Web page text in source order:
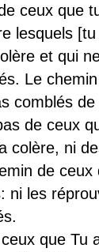
ceux que
lesquels [tu
et qui
Le
comblés de
de ceux
colère, ni
de ceux
ni les
que Tu